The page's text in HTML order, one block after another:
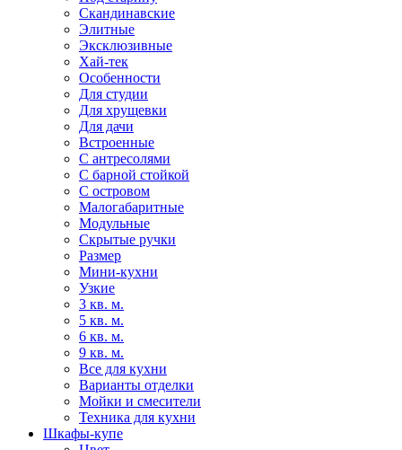
Скандинавские
Элитные
Эксклюзивные
Хай-тек
Особенности
Для студии
Для хрущевки
Для дачи
Встроенные
С антресолями
С барной стойкой
С островом
Малогабаритные
Модульные
Скрытые ручки
Размер
Мини-кухни
Узкие
3 кв. м.
5 кв. м.
6 кв. м.
9 кв. м.
Все для кухни
Варианты отделки
Мойки и смесители
Техника для кухни
Шкафы-купе